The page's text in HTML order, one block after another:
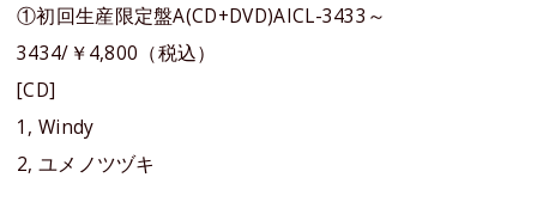
①初回生産限定盤A(CD+DVD)AICL-3433～
3434/￥4,800（税込）
[CD]
1, Windy
2, ユメノツヅキ